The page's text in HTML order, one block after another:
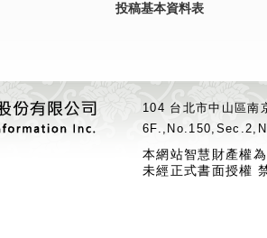
投稿基本資料表
104 台北市中山區
本網站智慧財產權
未經正式書面授權